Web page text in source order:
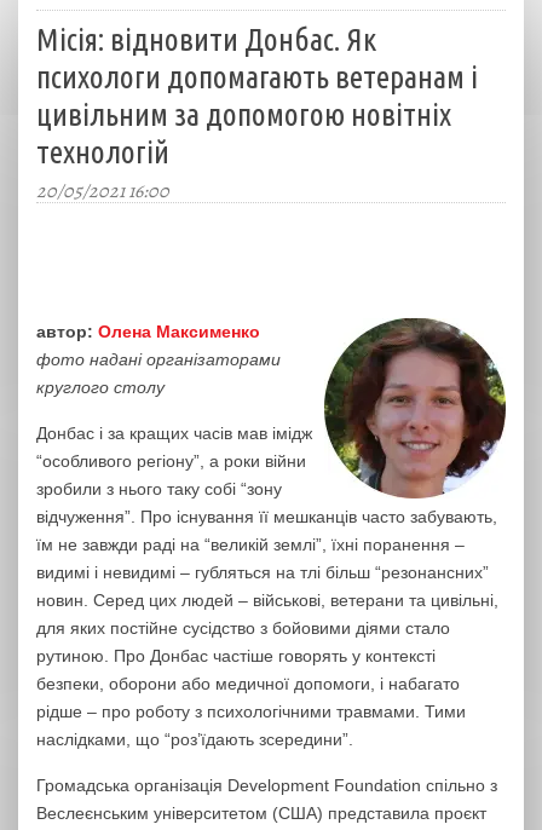
Місія: відновити Донбас. Як
психологи допомагають ветеранам і
цивільним за допомогою новітніх
технологій
20/05/2021 16:00
автор: Олена Максименко
фото надані організаторами
круглого столу
Донбас і за кращих часів мав імідж
“особливого регіону”, а роки війни
зробили з нього таку собі “зону
відчуження”. Про існування її мешканців часто забувають,
їм не завжди раді на “великій землі”, їхні поранення –
видимі і невидимі – губляться на тлі більш “резонансних”
новин. Серед цих людей – військові, ветерани та цивільні,
для яких постійне сусідство з бойовими діями стало
рутиною. Про Донбас частіше говорять у контексті
безпеки, оборони або медичної допомоги, і набагато
рідше – про роботу з психологічними травмами. Тими
наслідками, що “роз’їдають зсередини”.
Громадська організація Development Foundation спільно з
Веслеєнським університетом (США) представила проєкт